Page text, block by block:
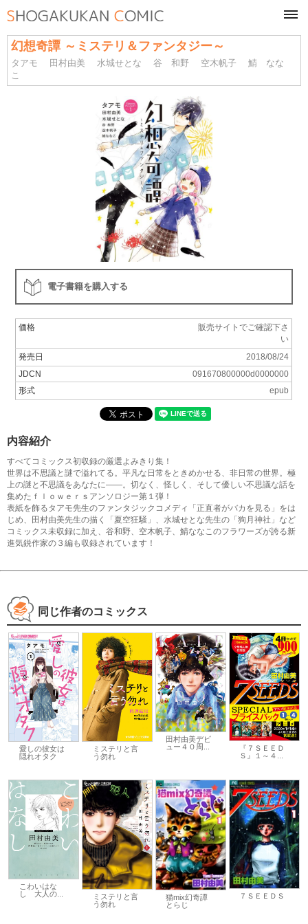
幻想奇譚 ～ミステリ＆ファンタジー～
タアモ 田村由美 水城せとな 谷 和野 空木帆子
鯖 なな
こ
電子書籍を購入する
価格
販売サイトでご確認下さ
い
発売日
2018/08/24
JDCN
091670800000d0000000
形式
epub
内容紹介
すべてコミックス初収録の厳選よみきり集！
世界は不思議と謎で溢れてる。平凡な日常をときめかせる、非日常の世界。極
上の謎と不思議をあなたに――。切なく、怪しく、そして優しい不思議な話を
集めたｆｌｏｗｅｒｓアンソロジー第１弾！
表紙を飾るタアモ先生のファンタジックコメディ「正直者がバカを見る」をは
じめ、田村由美先生の描く「夏空狂騒」、水城せとな先生の「狗月神社」など
コミックス未収録に加え、谷和野、空木帆子、鯖ななこのフラワーズが誇る新
進気鋭作家の３編も収録されています！
同じ作者のコミックス
愛しの彼女は
隠れオタク
ミステリと言
う勿れ
田村由美デビ
ュー４０周...
『７ＳＥＥＤ
Ｓ』１～４...
こわいはな
し 大人の...
ミステリと言
う勿れ
猫mix幻奇譚
とらじ
７ＳＥＥＤＳ